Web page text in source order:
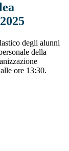
degli alunni
della
ore 13:30.